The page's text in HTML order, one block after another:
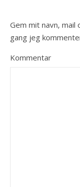
Gem mit navn,
gang jeg
Kommentar